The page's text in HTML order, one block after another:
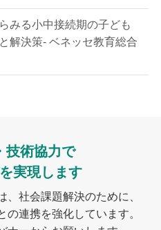
みる小中接続期の子ども
解決策- ベネッセ教育総合
技術協力で
実現します
社会課題解決のために、
連携を強化しています。